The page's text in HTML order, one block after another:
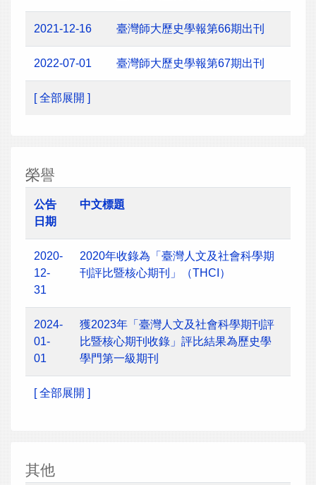
2021-12-16 臺灣師大歷史學報第66期出刊
2022-07-01 臺灣師大歷史學報第67期出刊
[ 全部展開 ]
榮譽
公告
日期
中文標題
2020-
12-
31
2020年收錄為「臺灣人文及社會科學期
刊評比暨核心期刊」（THCI）
2024-
01-
01
獲2023年「臺灣人文及社會科學期刊評
比暨核心期刊收錄」評比結果為歷史學
學門第一級期刊
[ 全部展開 ]
其他